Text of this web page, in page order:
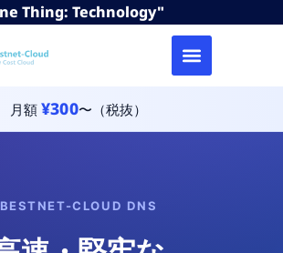
Thing: Technology"
月額¥300〜（税抜）
BESTNET-CLOUD DNS